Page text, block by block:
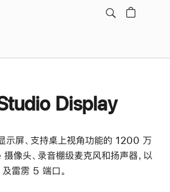
Display
屏、支持桌上视角功能的 1200 万
像头、录音棚级麦克风和扬声器，以
及雷雳 5 端口。